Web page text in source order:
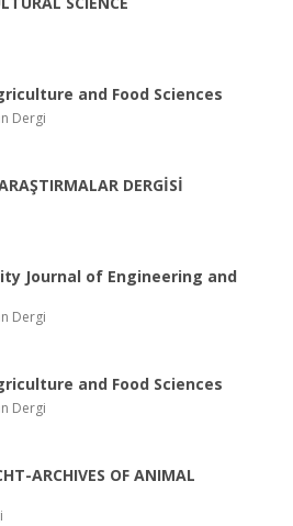
and Food Sciences
Dergi
DERGİSİ
Journal of Engineering and
Dergi
and Food Sciences
Dergi
ARCHIVES OF ANIMAL